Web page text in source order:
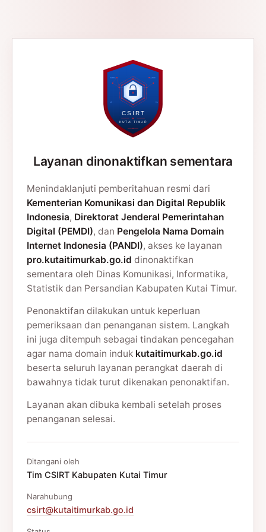
Layanan dinonaktifkan sementara
Menindaklanjuti pemberitahuan resmi dari
Kementerian Komunikasi dan Digital Republik
Indonesia, Direktorat Jenderal Pemerintahan
Digital (PEMDI), dan Pengelola Nama Domain
Internet Indonesia (PANDI), akses ke layanan
pro.kutaitimurkab.go.id dinonaktifkan
sementara oleh Dinas Komunikasi, Informatika,
Statistik dan Persandian Kabupaten Kutai Timur.
Penonaktifan dilakukan untuk keperluan
pemeriksaan dan penanganan sistem. Langkah
ini juga ditempuh sebagai tindakan pencegahan
agar nama domain induk kutaitimurkab.go.id
beserta seluruh layanan perangkat daerah di
bawahnya tidak turut dikenakan penonaktifan.
Layanan akan dibuka kembali setelah proses
penanganan selesai.
Ditangani oleh
Tim CSIRT Kabupaten Kutai Timur
Narahubung
csirt@kutaitimurkab.go.id